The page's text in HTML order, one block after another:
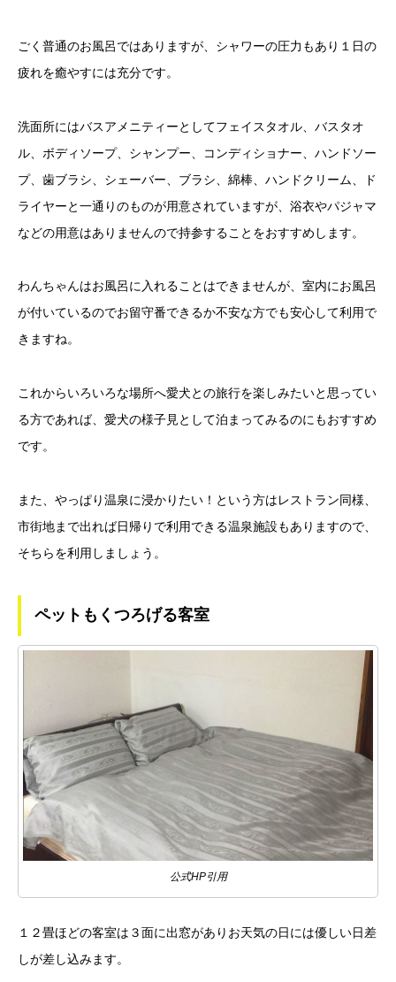
ごく普通のお風呂ではありますが、シャワーの圧力もあり１日の
疲れを癒やすには充分です。
洗面所にはバスアメニティーとしてフェイスタオル、バスタオ
ル、ボディソープ、シャンプー、コンディショナー、ハンドソー
プ、歯ブラシ、シェーバー、ブラシ、綿棒、ハンドクリーム、ド
ライヤーと一通りのものが用意されていますが、浴衣やパジャマ
などの用意はありませんので持参することをおすすめします。
わんちゃんはお風呂に入れることはできませんが、室内にお風呂
が付いているのでお留守番できるか不安な方でも安心して利用で
きますね。
これからいろいろな場所へ愛犬との旅行を楽しみたいと思ってい
る方であれば、愛犬の様子見として泊まってみるのにもおすすめ
です。
また、やっぱり温泉に浸かりたい！という方はレストラン同様、
市街地まで出れば日帰りで利用できる温泉施設もありますので、
そちらを利用しましょう。
ペットもくつろげる客室
公式HP引用
１２畳ほどの客室は３面に出窓がありお天気の日には優しい日差
しが差し込みます。